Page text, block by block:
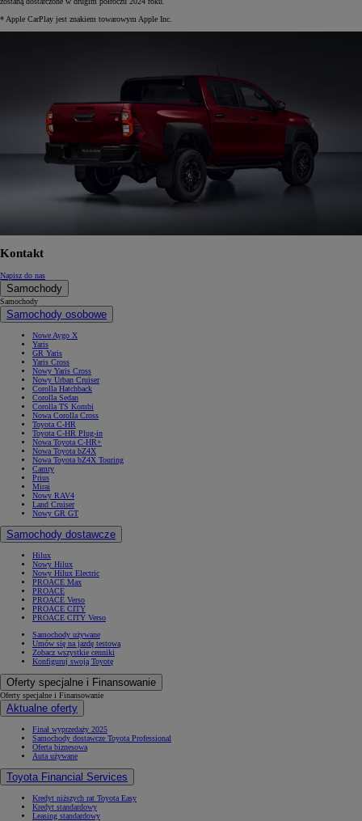
* Apple CarPlay jest znakiem towarowym Apple Inc.
Kontakt
Napisz do nas
Samochody
Samochody
Samochody osobowe
Nowe Aygo X
Yaris
GR Yaris
Yaris Cross
Nowy Yaris Cross
Nowy Urban Cruiser
Corolla Hatchback
Corolla Sedan
Corolla TS Kombi
Nowa Corolla Cross
Toyota C-HR
Toyota C-HR Plug-in
Nowa Toyota C-HR+
Nowa Toyota bZ4X
Nowa Toyota bZ4X Touring
Camry
Prius
Mirai
Nowy RAV4
Land Cruiser
Nowy GR GT
Samochody dostawcze
Hilux
Nowy Hilux
Nowy Hilux Electric
PROACE Max
PROACE
PROACE Verso
PROACE CITY
PROACE CITY Verso
Samochody używane
Umów się na jazdę testową
Zobacz wszystkie cenniki
Konfiguruj swoją Toyotę
Oferty specjalne i Finansowanie
Oferty specjalne i Finansowanie
Aktualne oferty
Finał wyprzedaży 2025
Samochody dostawcze Toyota Professional
Oferta biznesowa
Auta używane
Toyota Financial Services
Kredyt niższych rat Toyota Easy
Kredyt standardowy
Leasing standardowy